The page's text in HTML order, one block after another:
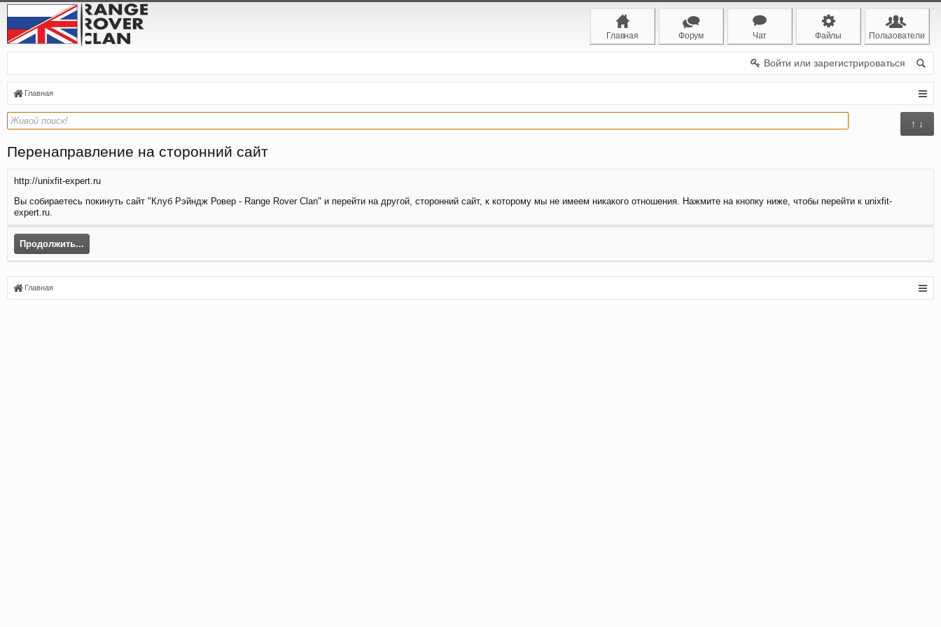
Главная Форум Чат Файлы Пользователи
Войти или зарегистрироваться
Главная
↑ ↓
Перенаправление на сторонний сайт
http://unixfit-expert.ru
Вы собираетесь покинуть сайт "Клуб Рэйндж Ровер - Range Rover Clan" и перейти на другой, сторонний сайт, к которому мы не имеем никакого отношения. Нажмите на кнопку ниже, чтобы перейти к unixfit-
expert.ru.
Продолжить...
Главная